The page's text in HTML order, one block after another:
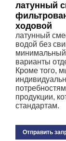
латунный
ходовой
латунный
водой без
минимальный
варианты
Кроме того,
продукции,
стандартам.
Отправить